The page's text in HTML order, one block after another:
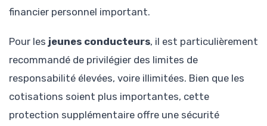
financier personnel important.
Pour les jeunes conducteurs, il est particulièrement
recommandé de privilégier des limites de
responsabilité élevées, voire illimitées. Bien que les
cotisations soient plus importantes, cette
protection supplémentaire offre une sécurité